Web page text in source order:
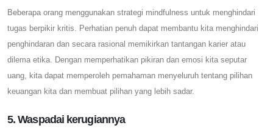
Beberapa orang menggunakan strategi mindfulness untuk menghindari
tugas berpikir kritis. Perhatian penuh dapat membantu kita menghindari
penghindaran dan secara rasional memikirkan tantangan karier atau
dilema etika. Dengan memperhatikan pikiran dan emosi kita seputar
uang, kita dapat memperoleh pemahaman menyeluruh tentang pilihan
keuangan kita dan membuat pilihan yang lebih sadar.
5. Waspadai kerugiannya